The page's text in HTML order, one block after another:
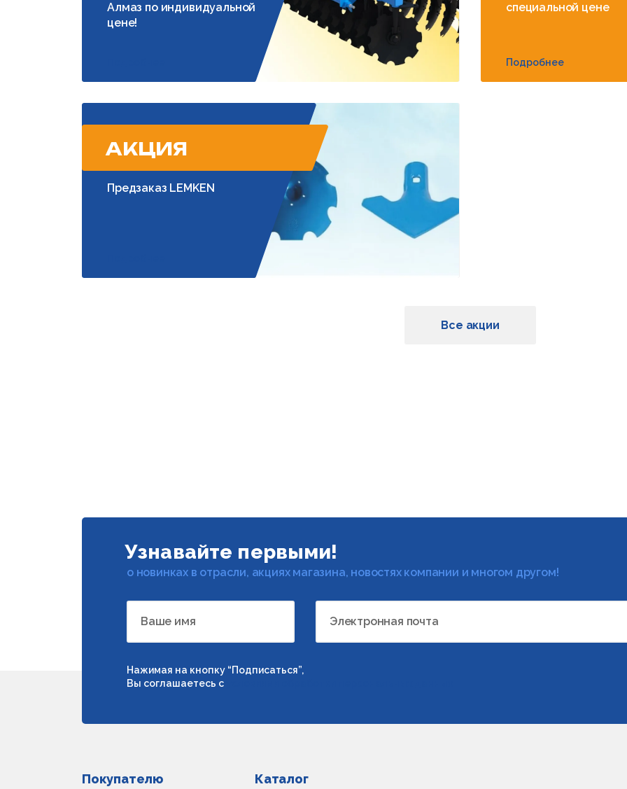
Алмаз по индивидуальной
цене!
специальной цене
Подробнее
АКЦИЯ
Предзаказ LEMKEN
Все акции
Узнавайте первыми!
о новинках в отрасли, акциях магазина, новостях компании и многом другом!
Ваше имя Электронная почта
Нажимая на кнопку “Подписаться”,
Вы соглашаетесь с
Покупателю Каталог